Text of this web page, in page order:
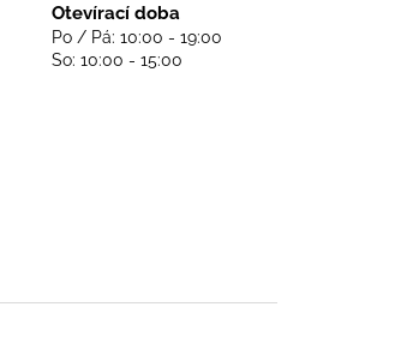
Otevírací doba
Po / Pá: 10:00 - 19:00
So: 10:00 - 15:00